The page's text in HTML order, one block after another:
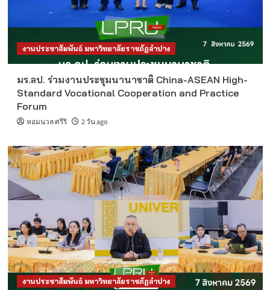
งานประชาสัมพันธ์ มหาวิทยาลัยราชภัฏลำปาง
มร.ลป. ร่วมงานประชุมนานาชาติ China-ASEAN High-
Standard Vocational Cooperation and Practice
Forum
หอมนวล ศรีริ 2 วัน ago
งานประชาสัมพันธ์ มหาวิทยาลัยราชภัฏลำปาง